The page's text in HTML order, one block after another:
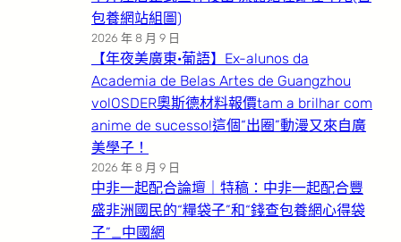
包養網站組圖)
2026 年 8 月 9 日
【年夜美廣東·葡語】Ex-alunos da
Academia de Belas Artes de Guangzhou
volOSDER奧斯德材料報價tam a brilhar com
anime de sucesso!這個“出圈”動漫又來自廣
美學子！
2026 年 8 月 9 日
中非一起配合論壇｜特稿：中非一起配合豐
盛非洲國民的“糧袋子”和“錢查包養網心得袋
子”_中國網